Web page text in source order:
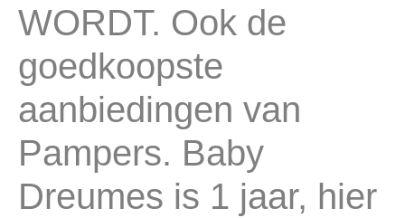
WORDT. Ook de
goedkoopste
aanbiedingen van
Pampers. Baby
Dreumes is 1 jaar, hier